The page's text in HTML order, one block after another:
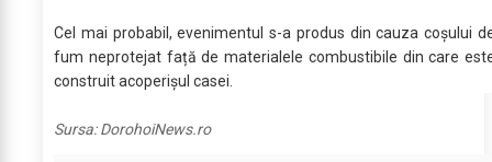
Cel mai probabil, evenimentul s-a produs din cauza coșului
fum neprotejat față de materialele combustibile din care
construit acoperișul casei.
Sursa:DorohoiNews.ro